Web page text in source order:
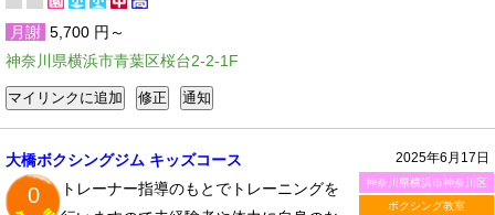
月謝 5,700 円～
神奈川県横浜市青葉区桜台2-2-1F
2025年6月17日
神奈川県横浜市神奈川区
ボクシング教室
大橋ボクシングジム キッズコース
0
トレーナー指導のもとでトレーニングを